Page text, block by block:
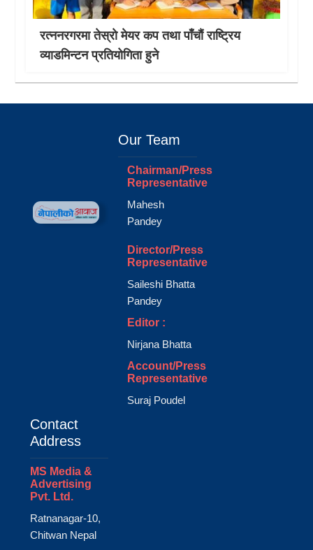
रत्ननरगरमा तेस्राे मेयर कप तथा पाँचौं राष्ट्रिय
व्याडमिन्टन प्रतियोगिता हुने
Our Team
Chairman/Press
Representative
Mahesh
Pandey
Director/Press
Representative
Saileshi Bhatta
Pandey
Editor :
Nirjana Bhatta
Account/Press
Representative
Suraj Poudel
Contact
Address
MS Media &
Advertising
Pvt. Ltd.
Ratnanagar-10,
Chitwan Nepal